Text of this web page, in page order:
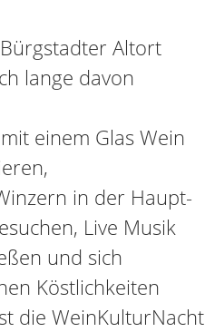
Altort
lange davon
einem Glas Wein
in der Haupt-
Live Musik
und sich
Köstlichkeiten
die WeinKulturNacht